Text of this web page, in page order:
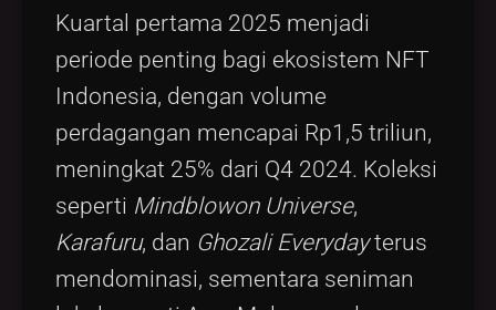
Kuartal pertama 2025 menjadi
periode penting bagi ekosistem NFT
Indonesia, dengan volume
perdagangan mencapai Rp1,5 triliun,
meningkat 25% dari Q4 2024. Koleksi
seperti Mindblowon Universe,
Karafuru, dan Ghozali Everydayterus
mendominasi, sementara seniman